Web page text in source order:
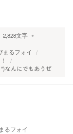
2,828文字
まるフォイ
なんにでもあうぜ
るフォイ